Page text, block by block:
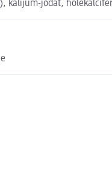
kalijum-jodat,